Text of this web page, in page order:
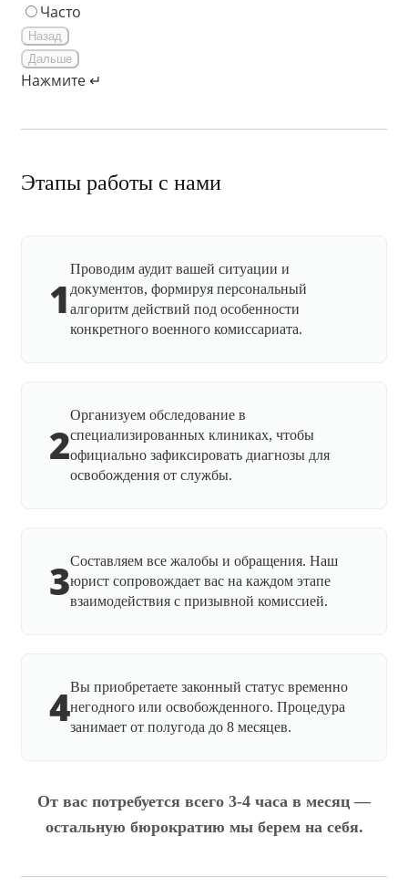
Часто
Назад
Дальше
Нажмите ↵
Этапы работы с нами
1
Проводим аудит вашей ситуации и
документов, формируя персональный
алгоритм действий под особенности
конкретного военного комиссариата.
2
Организуем обследование в
специализированных клиниках, чтобы
официально зафиксировать диагнозы для
освобождения от службы.
3Составляем все жалобы и обращения. Наш
юрист сопровождает вас на каждом этапе
взаимодействия с призывной комиссией.
4Вы приобретаете законный статус временно
негодного или освобожденного. Процедура
занимает от полугода до 8 месяцев.
От вас потребуется всего 3-4 часа в месяц —
остальную бюрократию мы берем на себя.